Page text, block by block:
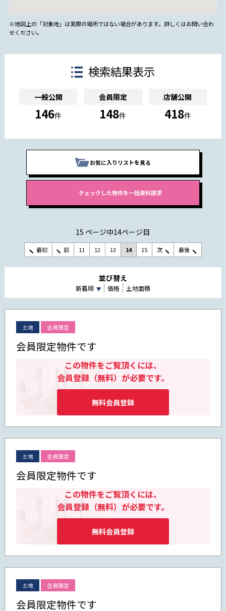
※地図上の「対象地」は実際の場所ではない場合があります。詳しくはお問い合わ
せください。
検索結果表示
一般公開
146件
会員限定
148件
店舗公開
418件
お気に入りリストを見る
15 ページ中14ページ目
最初 前 11 12 13 14 15 次 最後
並び替え
新着順 価格 土地面積
土地 会員限定
会員限定物件です
この物件をご覧頂くには、
会員登録（無料）が必要です。
無料会員登録
土地 会員限定
会員限定物件です
この物件をご覧頂くには、
会員登録（無料）が必要です。
無料会員登録
土地 会員限定
会員限定物件です